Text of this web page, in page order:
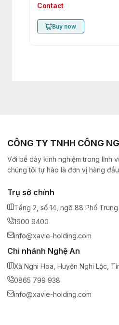
Contact
Buy now
CÔNG TY TNHH CÔNG
Với bề dày kinh nghiệm trong lĩnh
chúng tôi tự hào là đơn vị hàng
Trụ sở chính
Tầng 2, số 14, ngõ 88 Phố
1900 9400
info@xavie-holding.com
Chi nhánh Nghệ An
Xã Nghi Hoa, Huyện Nghi Lộc,
0865 799 938
info@xavie-holding.com